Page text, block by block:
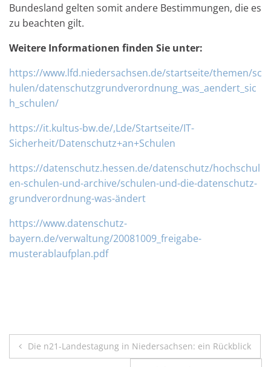
Bundesland gelten somit andere Bestimmungen, die es
zu beachten gilt.
Weitere Informationen finden Sie unter:
https://www.lfd.niedersachsen.de/startseite/themen/sc
hulen/datenschutzgrundverordnung_was_aendert_sic
h_schulen/
https://it.kultus-bw.de/,Lde/Startseite/IT-
Sicherheit/Datenschutz+an+Schulen
https://datenschutz.hessen.de/datenschutz/hochschul
en-schulen-und-archive/schulen-und-die-datenschutz-
grundverordnung-was-ändert
https://www.datenschutz-
bayern.de/verwaltung/20081009_freigabe-
musterablaufplan.pdf
Beitragsnavigation
Die n21-Landestagung in Niedersachsen: ein Rückblick